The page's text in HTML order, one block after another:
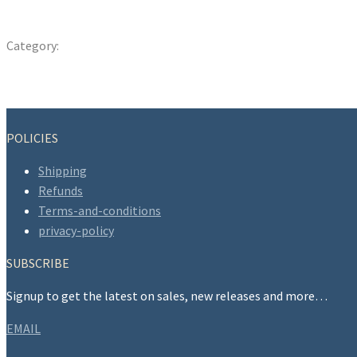
Category:
post:
POLICIES
Shipping
Refunds
Terms-and-conditions
privacy-policy
SUBSCRIBE
Signup to get the latest on sales, new releases and more…
EMAIL